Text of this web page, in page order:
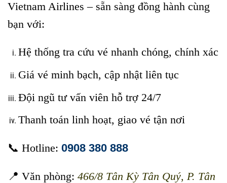
Vietnam Airlines – sẵn sàng đồng hành cùng
bạn với:
Hệ thống tra cứu vé nhanh chóng, chính xác
Giá vé minh bạch, cập nhật liên tục
Đội ngũ tư vấn viên hỗ trợ 24/7
Thanh toán linh hoạt, giao vé tận nơi
📞 Hotline: 0908 380 888
📍 Văn phòng: 466/8 Tân Kỳ Tân Quý, P. Tân